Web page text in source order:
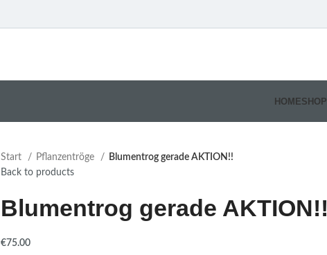
HOMESHOP
Start Pflanzentröge
Blumentrog gerade AKTION!!
Back to products
Blumentrog gerade AKTION!!
€75.00